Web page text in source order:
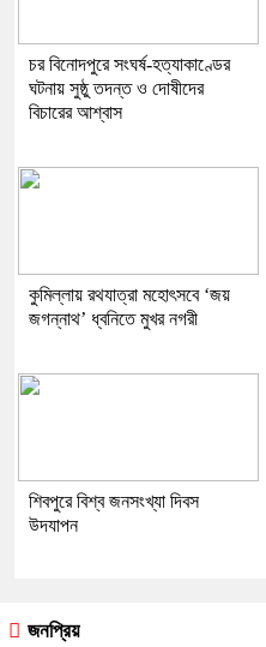
চর বিনোদপুরে সংঘর্ষ-হত্যাকাণ্ডের
ঘটনায় সুষ্ঠু তদন্ত ও দোষীদের
বিচারের আশ্বাস
কুমিল্লায় রথযাত্রা মহোৎসবে ‘জয়
জগন্নাথ’ ধ্বনিতে মুখর নগরী
শিবপুরে বিশ্ব জনসংখ্যা দিবস
উদযাপন
জনপ্রিয়